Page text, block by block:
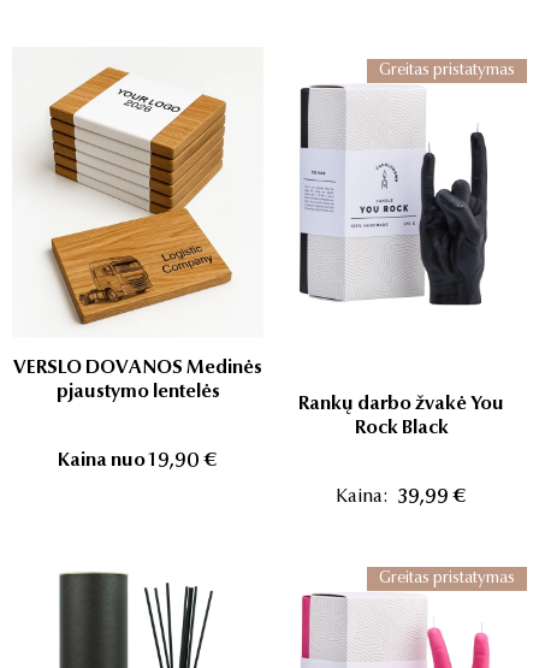
VERSLO DOVANOS Medinės
pjaustymo lentelės
Kaina nuo19,90 €
Greitas pristatymas
Rankų darbo žvakė You
Rock Black
Kaina: 39,99 €
Greitas pristatymas